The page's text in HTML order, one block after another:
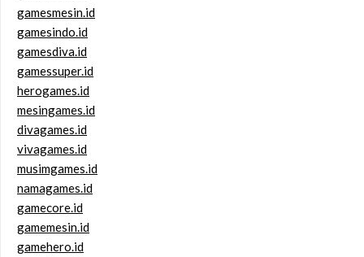
gamesmesin.id
gamesindo.id
gamesdiva.id
gamessuper.id
herogames.id
mesingames.id
divagames.id
vivagames.id
musimgames.id
namagames.id
gamecore.id
gamemesin.id
gamehero.id